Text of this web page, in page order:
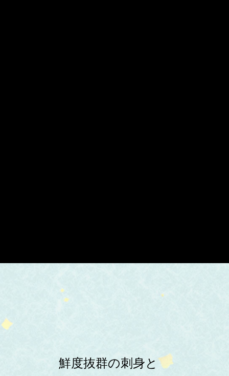
鮮度抜群の刺身と